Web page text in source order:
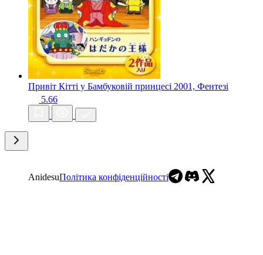
Привіт Кітті у Бамбуковій принцесі 2001, Фентезі
5.66
AnidesuПолітика конфіденційності